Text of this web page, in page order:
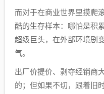
而对于在商业世界里摸爬
酷的生存样本：哪怕是积
超级巨头，在外部环境剧
气。
出厂价提价、剥夺经销商
的；但如果不切，跟着旧